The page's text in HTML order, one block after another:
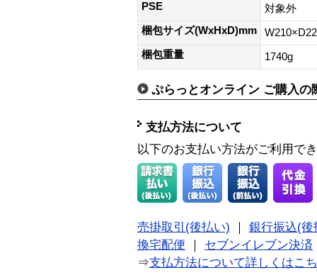
PSE
対象外
梱包サイズ(WxHxD)mm
梱包重量
1740g
ぷらっとオンライン ご購入の
支払方法について
以下のお支払い方法がご利用で
売掛取引(後払い) ｜ 銀行振込(後
換宅配便 ｜ セブンイレブン決済
⇒支払方法について詳しくはこ